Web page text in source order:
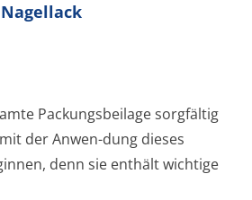
Packungsbeilage sorgfältig
der Anwen-dung dieses
denn sie enthält wichtige